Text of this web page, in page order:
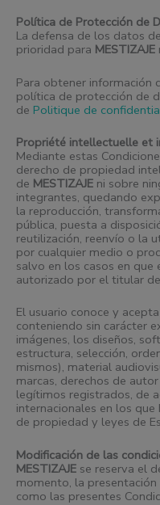
Política de Protección de
La defensa de los datos
prioridad para MESTIZAJE
Para obtener información
política de protección de
de Politique de
Propriété intellectuelle et
Mediante estas
derecho de propiedad
de MESTIZAJE ni sobre
integrantes, quedando
la reproducción,
pública, puesta a
reutilización, reenvío o la
por cualquier medio o
salvo en los casos en
autorizado por el titular
El usuario conoce y
conteniendo sin carácter
imágenes, los diseños,
estructura, selección,
mismos), material
marcas, derechos de
legítimos registrados, de
internacionales en los
de propiedad y leyes de
Modificación de las
MESTIZAJE se reserva el
momento, la
como las presentes